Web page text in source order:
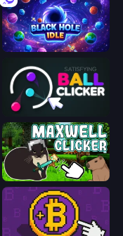
Black Hole Idle
Satisfying Ball Clicker
Maxwell Clicker